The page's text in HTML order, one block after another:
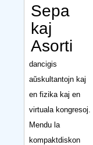
Sepa
kaj
Asorti
dancigis
aŭskultantojn kaj
en fizika kaj en
virtuala kongresoj.
Mendu la
kompaktdiskon